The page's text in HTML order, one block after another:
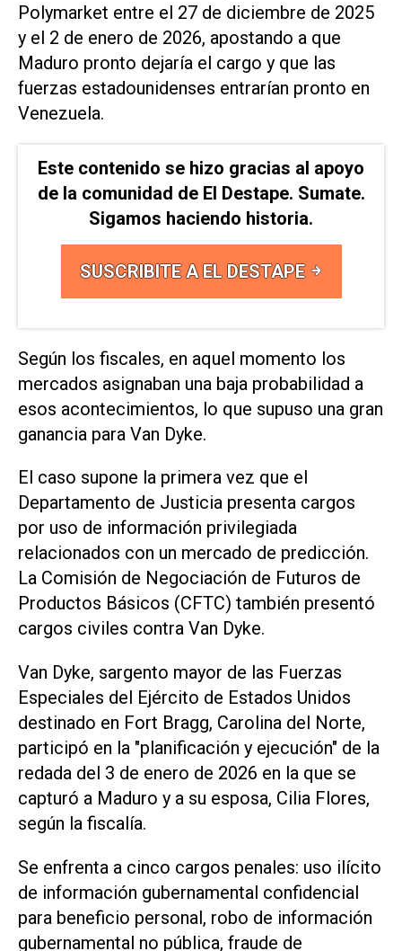
⁠Polymarket entre el 27 de diciembre ⁠de 2025
y el 2 de enero de 2026, apostando a que
Maduro pronto dejaría el cargo y que las
fuerzas estadounidenses entrarían ⁠pronto en
Venezuela.
Este contenido se hizo gracias al apoyo
de la comunidad de El Destape. Sumate.
Sigamos haciendo historia.
SUSCRIBITE A EL DESTAPE
Según los fiscales, en aquel momento los ​
mercados asignaban una baja probabilidad a
esos acontecimientos, ‌lo que supuso una gran
‌ganancia para Van Dyke.
El caso supone la primera vez que ⁠el
Departamento de Justicia presenta cargos
por uso de información privilegiada
relacionados con un mercado de predicción.
La Comisión de Negociación de Futuros de
Productos Básicos (CFTC) también presentó
cargos civiles contra Van ​Dyke.
Van Dyke, ‌sargento mayor de las Fuerzas
Especiales del Ejército de Estados Unidos
destinado en Fort Bragg, Carolina del Norte,
participó en la "planificación y ejecución" de la
redada del 3 de enero de 2026 en la que se
capturó ⁠a Maduro y a su esposa, Cilia Flores,
según la fiscalía.
Se enfrenta a cinco cargos penales: uso ilícito
de información gubernamental confidencial
para beneficio personal, robo de información
gubernamental no pública, fraude de